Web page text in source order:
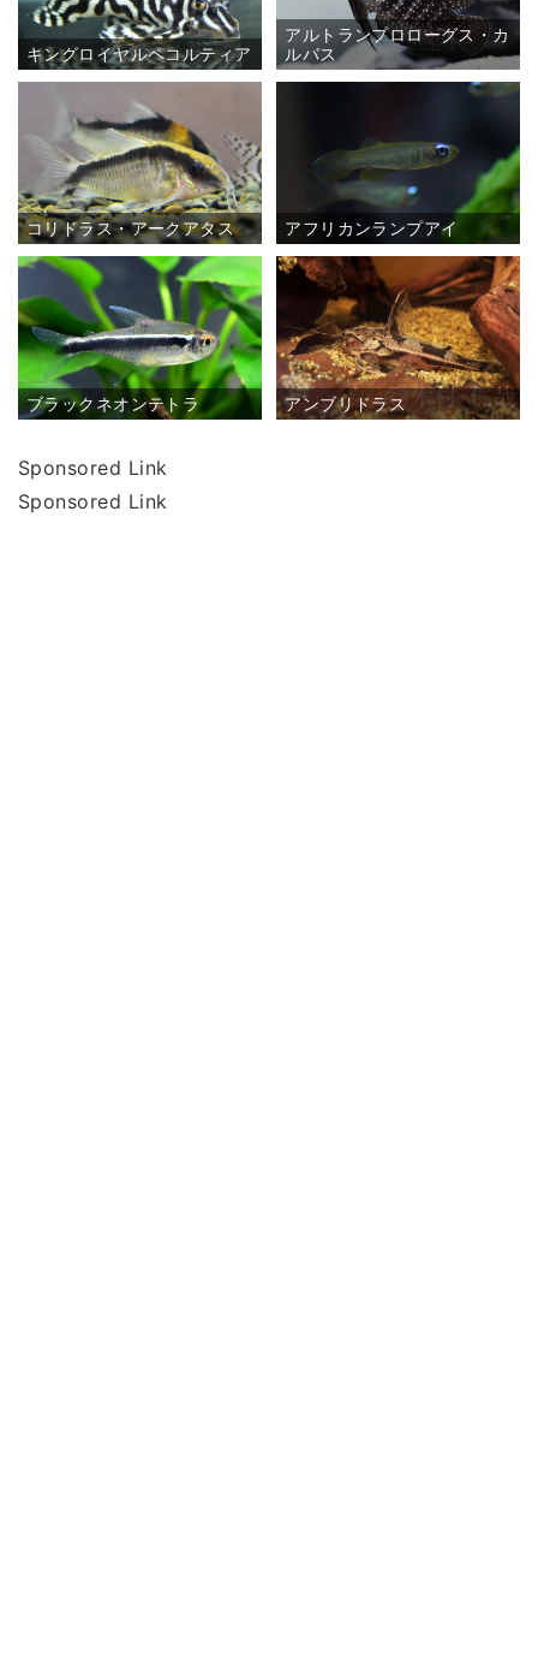
キングロイヤルペコルティア
アルトランプロローグス・カ
ルバス
コリドラス・アークアタス アフリカンランプアイ
ブラックネオンテトラ アンブリドラス
Sponsored Link
Sponsored Link